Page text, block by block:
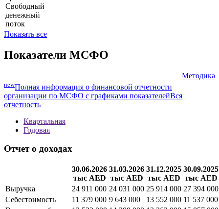
Свободный
денежный
поток
Показать все
Показатели МСФО
Методика
newПолная информация о финансовой отчетности
организации по МСФО с графиками показателейВся
отчетность
Квартальная
Годовая
Отчет о доходах
30.06.2026
тыс AED
31.03.2026
тыс AED
31.12.2025
тыс AED
30.09.2025
тыс AED
Выручка
24 911 000 24 031 000 25 914 000 27 394 000
Себестоимость
11 379 000 9 643 000 13 552 000 11 537 000